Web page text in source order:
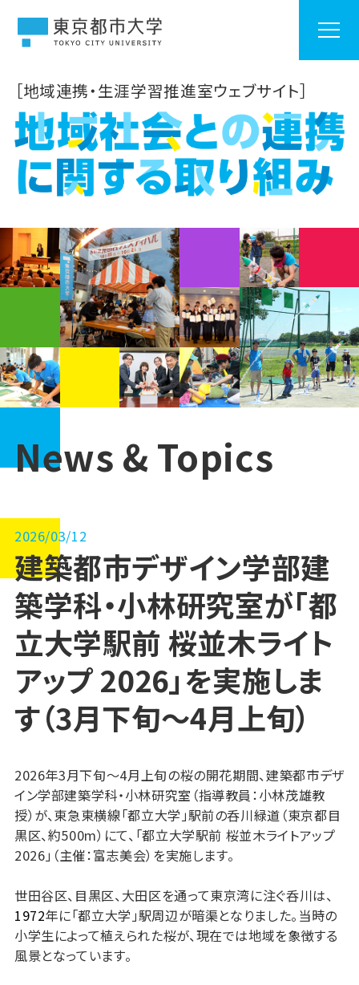
［地域連携・生涯学習推進室ウェブサイト］
News & Topics
2026/03/12
建築都市デザイン学部建
築学科・小林研究室が「都
立大学駅前 桜並木ライト
アップ 2026」を実施しま
す（3月下旬～4月上旬）
2026年3月下旬～4月上旬の桜の開花期間、建築都市デザ
イン学部建築学科・小林研究室（指導教員：小林茂雄教
授）が、東急東横線「都立大学」駅前の呑川緑道（東京都目
黒区、約500m）にて、「都立大学駅前 桜並木ライトアップ
2026」（主催：富志美会）を実施します。
世田谷区、目黒区、大田区を通って東京湾に注ぐ呑川は、
1972年に「都立大学」駅周辺が暗渠となりました。当時の
小学生によって植えられた桜が、現在では地域を象徴する
風景となっています。